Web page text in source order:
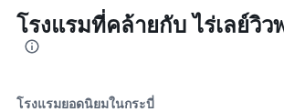
โรงแรมที่คล้ายกับ ไร่เลย์วิ
โรงแรมยอดนิยมในกระบี่